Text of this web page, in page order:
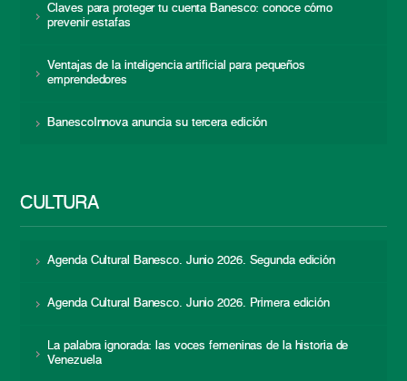
Claves para proteger tu cuenta Banesco: conoce cómo
prevenir estafas
Ventajas de la inteligencia artificial para pequeños
emprendedores
BanescoInnova anuncia su tercera edición
CULTURA
Agenda Cultural Banesco. Junio 2026. Segunda edición
Agenda Cultural Banesco. Junio 2026. Primera edición
La palabra ignorada: las voces femeninas de la historia de
Venezuela